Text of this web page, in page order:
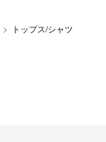
トップス/シャツ